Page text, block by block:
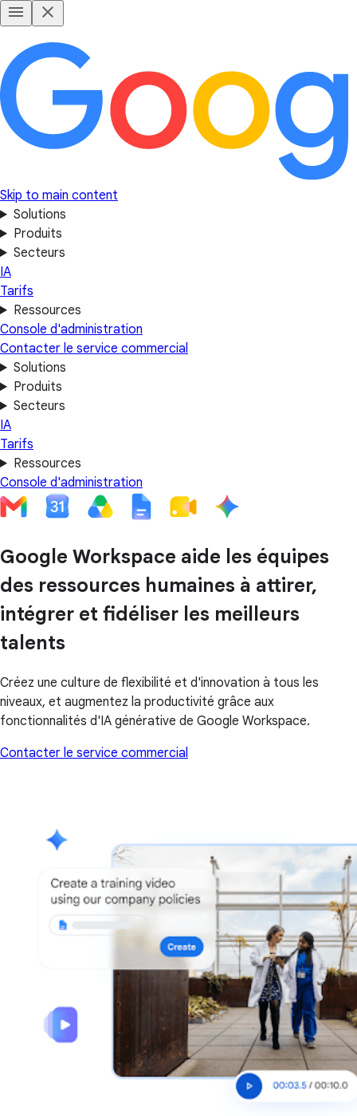
Skip to main content
Solutions
Produits
Secteurs
IA
Tarifs
Ressources
Console d'administration
Contacter le service commercial
Solutions
Produits
Secteurs
IA
Tarifs
Ressources
Console d'administration
Google Workspace aide les équipes
des ressources humaines à attirer,
intégrer et fidéliser les meilleurs
talents
Créez une culture de flexibilité et d'innovation à tous les
niveaux, et augmentez la productivité grâce aux
fonctionnalités d'IA générative de Google Workspace.
Contacter le service commercial